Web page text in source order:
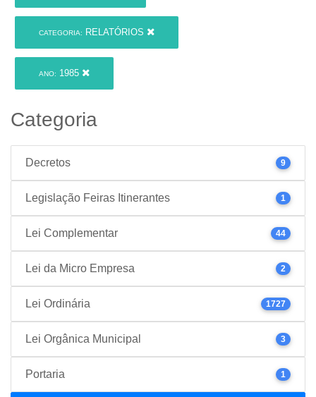
CATEGORIA: RELATÓRIOS
ANO: 1985
Categoria
Decretos 9
Legislação Feiras Itinerantes 1
Lei Complementar 44
Lei da Micro Empresa 2
Lei Ordinária 1727
Lei Orgânica Municipal 3
Portaria 1